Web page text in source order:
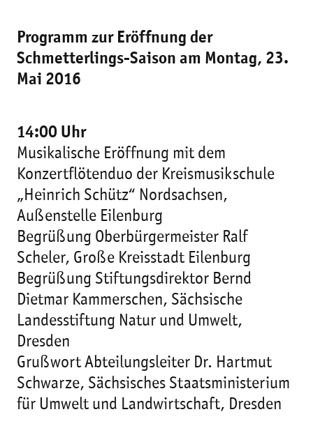
Programm zur Eröffnung der
Schmetterlings-Saison am Montag, 23.
Mai 2016
14:00 Uhr
Musikalische Eröffnung mit dem
Konzertflötenduo der Kreismusikschule
„Heinrich Schütz“ Nordsachsen,
Außenstelle Eilenburg
Begrüßung Oberbürgermeister Ralf
Scheler, Große Kreisstadt Eilenburg
Begrüßung Stiftungsdirektor Bernd
Dietmar Kammerschen, Sächsische
Landesstiftung Natur und Umwelt,
Dresden
Grußwort Abteilungsleiter Dr. Hartmut
Schwarze, Sächsisches Staatsministerium
für Umwelt und Landwirtschaft, Dresden